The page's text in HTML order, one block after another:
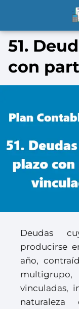
51.
con
Deudas
producirse
año,
vinculadas,